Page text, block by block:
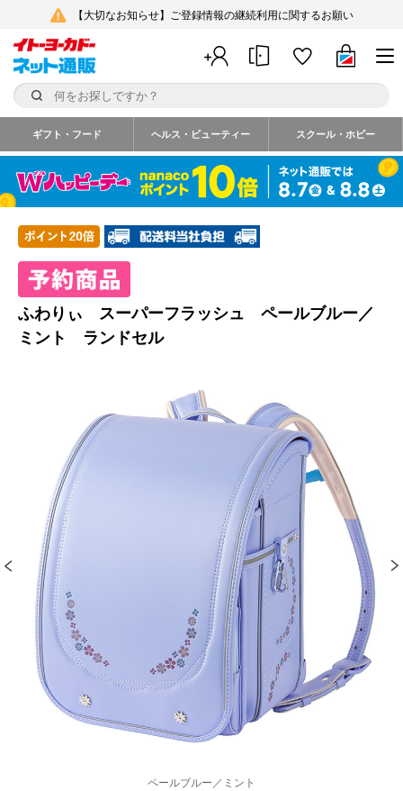
【大切なお知らせ】ご登録情報の継続利用に関するお願い
ギフト・フード ヘルス・ビューティー スクール・ホビー
ふわりぃ スーパーフラッシュ ペールブルー／
ミント ランドセル
ペールブルー／ミント